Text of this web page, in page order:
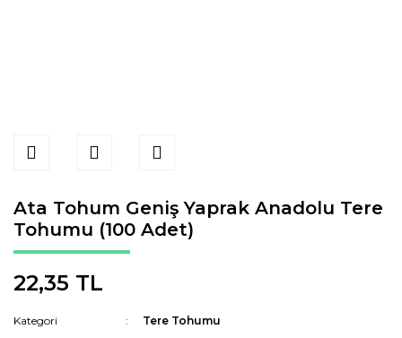
Ata Tohum Geniş Yaprak Anadolu Tere
Tohumu (100 Adet)
22,35 TL
Kategori
Tere Tohumu